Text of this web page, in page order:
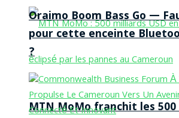
MTN MoMo franchit les 500
Oraimo Boom Bass Go —
pour cette enceinte
?